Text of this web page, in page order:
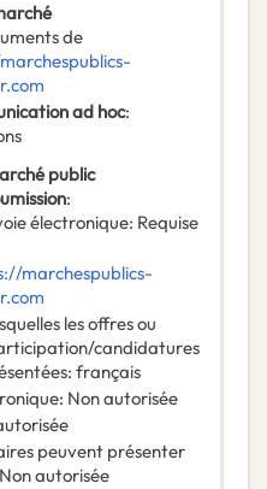
de
ad hoc:
public
:
électronique: Requise
marchespublics-
les offres ou
candidatures
: français
: Non autorisée
peuvent présenter
Non autorisée